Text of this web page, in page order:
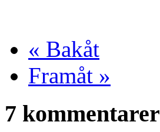
« Bakåt
Framåt »
7 kommentarer